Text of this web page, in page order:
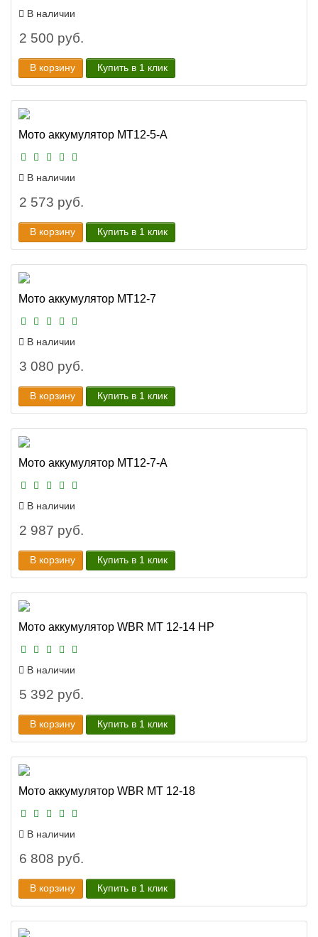
В наличии
2 500 руб.
В корзину Купить в 1 клик
Мото аккумулятор MT12-5-A
В наличии
2 573 руб.
В корзину Купить в 1 клик
Мото аккумулятор MT12-7
В наличии
3 080 руб.
В корзину Купить в 1 клик
Мото аккумулятор MT12-7-A
В наличии
2 987 руб.
В корзину Купить в 1 клик
Мото аккумулятор WBR MT 12-14 HP
В наличии
5 392 руб.
В корзину Купить в 1 клик
Мото аккумулятор WBR MT 12-18
В наличии
6 808 руб.
В корзину Купить в 1 клик